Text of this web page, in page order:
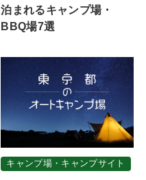
泊まれるキャンプ場・
BBQ場7選
キャンプ場・キャンプサイト